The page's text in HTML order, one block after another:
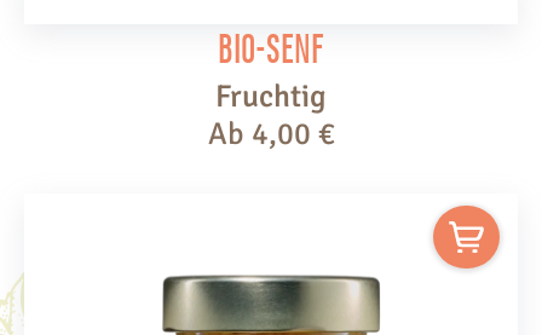
Bio-Senf
Fruchtig
Ab 4,00 €